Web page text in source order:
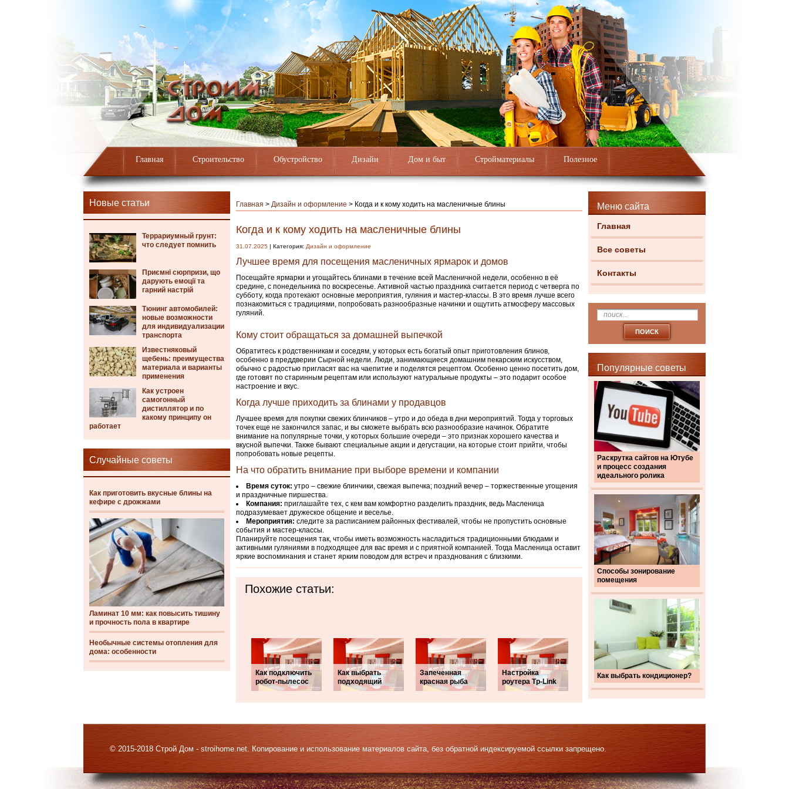
Главная Строительство Обустройство Дизайн Дом и быт Стройматериалы Полезное
Новые статьи
Террариумный грунт:
что следует помнить
Приємні сюрпризи, що
дарують емоції та
гарний настрій
Тюнинг автомобилей:
новые возможности
для индивидуализации
транспорта
Известняковый
щебень: преимущества
материала и варианты
применения
Как устроен
самогонный
дистиллятор и по
какому принципу он
работает
Случайные советы
Как приготовить вкусные блины на
кефире с дрожжами
Ламинат 10 мм: как повысить тишину
и прочность пола в квартире
Необычные системы отопления для
дома: особенности
Меню сайта
Главная
Все советы
Контакты
Популярные советы
Раскрутка сайтов на Ютубе
и процесс создания
идеального ролика
Способы зонирование
помещения
Как выбрать кондиционер?
Главная > Дизайн и оформление > Когда и к кому ходить на масленичные блины
Когда и к кому ходить на масленичные блины
31.07.2025 | Категория: Дизайн и оформление
Лучшее время для посещения масленичных ярмарок и домов
Посещайте ярмарки и угощайтесь блинами в течение всей Масленичной недели, особенно в её
средине, с понедельника по воскресенье. Активной частью праздника считается период с четверга по
субботу, когда протекают основные мероприятия, гуляния и мастер-классы. В это время лучше всего
познакомиться с традициями, попробовать разнообразные начинки и ощутить атмосферу массовых
гуляний.
Кому стоит обращаться за домашней выпечкой
Обратитесь к родственникам и соседям, у которых есть богатый опыт приготовления блинов,
особенно в преддверии Сырной недели. Люди, занимающиеся домашним пекарским искусством,
обычно с радостью пригласят вас на чаепитие и поделятся рецептом. Особенно ценно посетить дом,
где готовят по старинным рецептам или используют натуральные продукты – это подарит особое
настроение и вкус.
Когда лучше приходить за блинами у продавцов
Лучшее время для покупки свежих блинчиков – утро и до обеда в дни мероприятий. Тогда у торговых
точек еще не закончился запас, и вы сможете выбрать всю разнообразие начинок. Обратите
внимание на популярные точки, у которых большие очереди – это признак хорошего качества и
вкусной выпечки. Также бывают специальные акции и дегустации, на которые стоит прийти, чтобы
попробовать новые рецепты.
На что обратить внимание при выборе времени и компании
Время суток: утро – свежие блинчики, свежая выпечка; поздний вечер – торжественные угощения
и праздничные пиршества.
Компания: приглашайте тех, с кем вам комфортно разделить праздник, ведь Масленица
подразумевает дружеское общение и веселье.
Мероприятия: следите за расписанием районных фестивалей, чтобы не пропустить основные
события и мастер-классы.
Планируйте посещения так, чтобы иметь возможность насладиться традиционными блюдами и
активными гуляниями в подходящее для вас время и с приятной компанией. Тогда Масленица оставит
яркие воспоминания и станет ярким поводом для встреч и празднования с близкими.
Похожие статьи:
Как подключить
робот-пылесос
Как выбрать
подходящий
Запеченная
красная рыба
Настройка
роутера Tp-Link
© 2015-2018 Строй Дом - stroihome.net. Копирование и использование материалов сайта, без обратной индексируемой ссылки запрещено.